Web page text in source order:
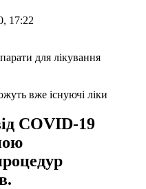
17:22
вже існуючі ліки
COVID-19